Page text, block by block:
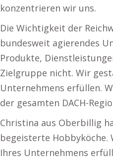
konzentrieren wir uns.
Die Wichtigkeit der
bundesweit agierendes
Produkte,
Zielgruppe nicht. Wir
Unternehmens erfüllen.
der gesamten DACH-
Christina aus Oberbillig
begeisterte Hobbyköche.
Ihres Unternehmens